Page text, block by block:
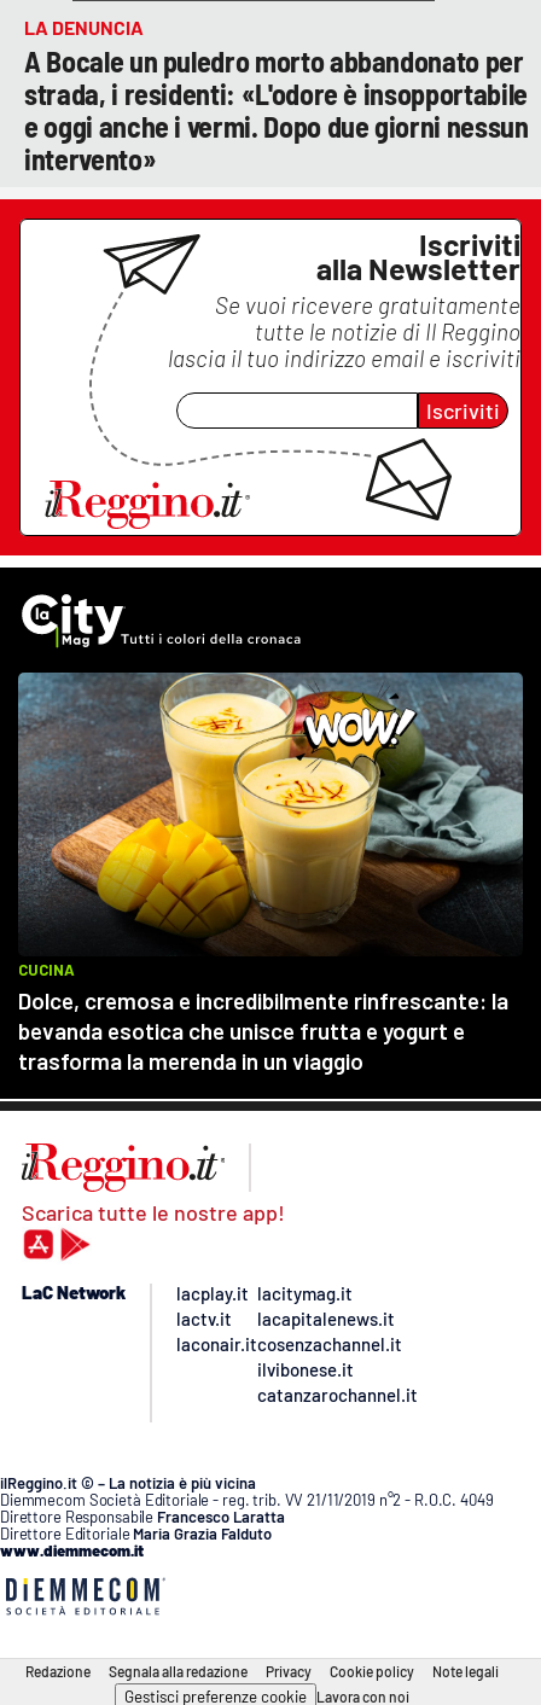
LA DENUNCIA
A Bocale un puledro morto abbandonato per
strada, i residenti: «L'odore è insopportabile
e oggi anche i vermi. Dopo due giorni nessun
intervento»
Iscriviti
alla Newsletter
Se vuoi ricevere gratuitamente
tutte le notizie di Il Reggino
lascia il tuo indirizzo email e iscriviti
Iscriviti
Scarica tutte le nostre app!
LaC Network
lacplay.it
lactv.it
laconair.it
lacitymag.it
lacapitalenews.it
cosenzachannel.it
ilvibonese.it
catanzarochannel.it
ilReggino.it © – La notizia è più vicina
Diemmecom Società Editoriale - reg. trib. VV 21/11/2019 n°2 - R.O.C. 4049
Direttore Responsabile Francesco Laratta
Direttore Editoriale Maria Grazia Falduto
www.diemmecom.it
Redazione Segnala alla redazione Privacy Cookie policy Note legali
Gestisci preferenze cookie Lavora con noi